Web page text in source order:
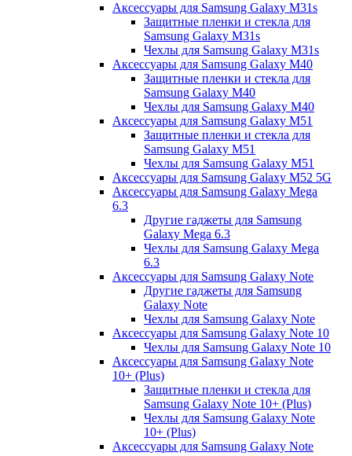
Аксессуары для Samsung Galaxy M31s
Защитные пленки и стекла для
Samsung Galaxy M31s
Чехлы для Samsung Galaxy M31s
Аксессуары для Samsung Galaxy M40
Защитные пленки и стекла для
Samsung Galaxy M40
Чехлы для Samsung Galaxy M40
Аксессуары для Samsung Galaxy M51
Защитные пленки и стекла для
Samsung Galaxy M51
Чехлы для Samsung Galaxy M51
Аксессуары для Samsung Galaxy M52 5G
Аксессуары для Samsung Galaxy Mega
6.3
Другие гаджеты для Samsung
Galaxy Mega 6.3
Чехлы для Samsung Galaxy Mega
6.3
Аксессуары для Samsung Galaxy Note
Другие гаджеты для Samsung
Galaxy Note
Чехлы для Samsung Galaxy Note
Аксессуары для Samsung Galaxy Note 10
Чехлы для Samsung Galaxy Note 10
Аксессуары для Samsung Galaxy Note
10+ (Plus)
Защитные пленки и стекла для
Samsung Galaxy Note 10+ (Plus)
Чехлы для Samsung Galaxy Note
10+ (Plus)
Аксессуары для Samsung Galaxy Note